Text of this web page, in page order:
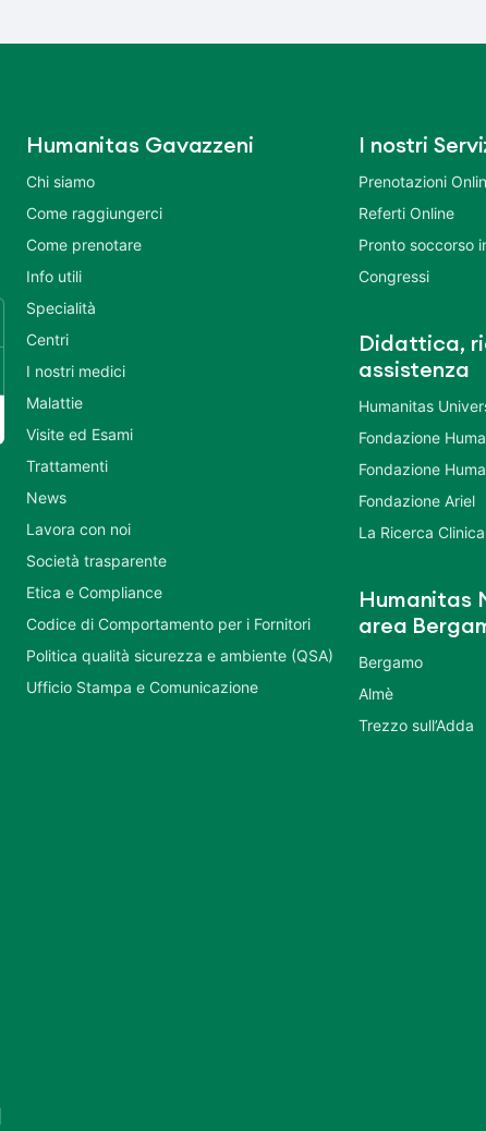
Humanitas Gavazzeni
Chi siamo
Come raggiungerci
Come prenotare
Info utili
Specialità
Centri
I nostri medici
Malattie
Visite ed Esami
Trattamenti
News
Lavora con noi
Società trasparente
Etica e Compliance
Codice di Comportamento per i Fornitori
Politica qualità sicurezza e ambiente (QSA)
Ufficio Stampa e Comunicazione
I nostri
Prenotazioni
Referti Online
Pronto soccorso
Congressi
Didattica,
assistenza
Humanitas
Fondazione
Fondazione
Fondazione Ariel
La Ricerca
Humanitas
area
Bergamo
Almè
Trezzo sull’Adda